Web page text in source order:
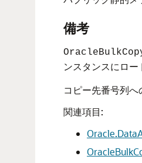
備考
ンスタンスにロー
コピー先番号列へ
関連項目: